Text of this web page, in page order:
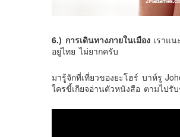
6.) การเดินทางภายในเมืองเราแน
อยู่ไทย ไม่ยากครับ
มารู้จักที่เที่ยวของยะโฮร์ บาห์รู
ใครขี้เกียจอ่านตัวหนังสือ ตามไปรั